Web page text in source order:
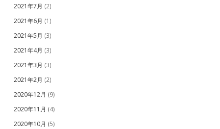
2021年7月 (2)
2021年6月 (1)
2021年5月 (3)
2021年4月 (3)
2021年3月 (3)
2021年2月 (2)
2020年12月 (9)
2020年11月 (4)
2020年10月 (5)